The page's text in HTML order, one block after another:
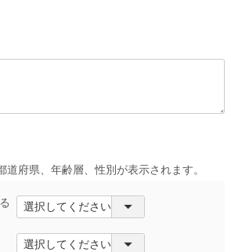
道府県、年齢層、性別が表示されます。